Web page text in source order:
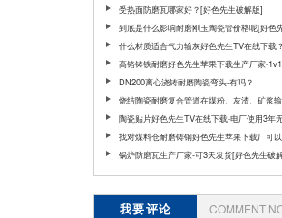
解版]
受热面防磨瓦哪家好？[好色先生破解版]
到底是什么影响耐磨刚玉陶瓷管价格呢[好色
解版]
什么材质适合气力输灰好色先生TV在线下载
高铬铸铁耐磨好色先生苹果下载生产厂家-
服务
DN200离心浇铸耐磨陶瓷弯头-有吗？
烧结陶瓷耐磨复合管道在煤粉、灰渣、矿浆
的应用
陶瓷贴片好色先生TV在线下载-电厂使用3年
[好色先生破解版]
找对煤料仓耐磨铸钢好色先生苹果下载厂可
什么好处[好色先生破解版]
锅炉防磨瓦生产厂家-可3天发货[好色先生破
我要评论 COMMENT